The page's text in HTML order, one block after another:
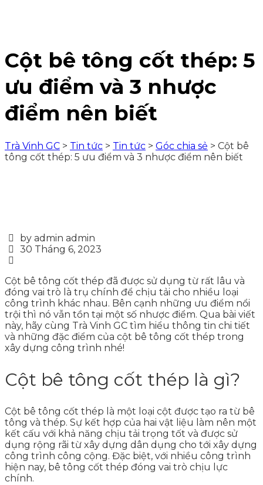
Cột bê tông cốt thép: 5
ưu điểm và 3 nhược
điểm nên biết
Trà Vinh GC > Tin tức > Tin tức > Góc chia sẻ > Cột bê
tông cốt thép: 5 ưu điểm và 3 nhược điểm nên biết
by admin admin
30 Tháng 6, 2023
Cột bê tông cốt thép đã được sử dụng từ rất lâu và
đóng vai trò là trụ chính để chịu tải cho nhiều loại
công trình khác nhau. Bên cạnh những ưu điểm nổi
trội thì nó vẫn tồn tại một số nhược điểm. Qua bài viết
này, hãy cùng Trà Vinh GC tìm hiểu thông tin chi tiết
và những đặc điểm của cột bê tông cốt thép trong
xây dựng công trình nhé!
Cột bê tông cốt thép là gì?
Cột bê tông cốt thép là một loại cột được tạo ra từ bê
tông và thép. Sự kết hợp của hai vật liệu làm nên một
kết cấu với khả năng chịu tải trọng tốt và được sử
dụng rộng rãi từ xây dựng dân dụng cho tới xây dựng
công trình công cộng. Đặc biệt, với nhiều công trình
hiện nay, bê tông cốt thép đóng vai trò chịu lực
chính.